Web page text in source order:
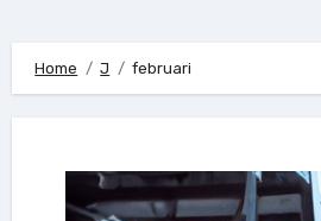
Home J februari